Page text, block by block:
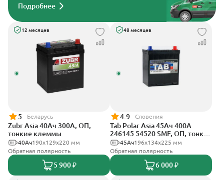
Подробнее
12 месяцев
5 Беларусь
Zubr Asia 40Ач 300А, ОП,
тонкие клеммы
190x129x220 мм
40Ач
Обратная полярность
5 900 ₽
48 месяцев
4.9 Словения
Tab Polar Asia 45Ач 400А
246145 54520 SMF, ОП, тонкие
клеммы196x134x225 мм
45Ач
Обратная полярность
6 000 ₽